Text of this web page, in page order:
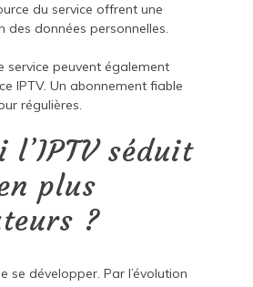
du service offrent une
des données personnelles.
service peuvent également
IPTV. Un abonnement fiable
régulières.
l’IPTV séduit
plus
?
se développer. Par l’évolution